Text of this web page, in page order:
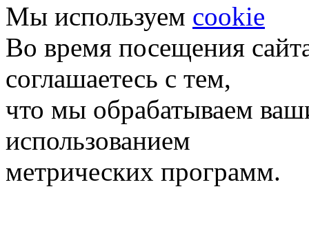
Мы используем cookie
Во время посещения
соглашаетесь с тем,
что мы обрабатываем
использованием
метрических программ.